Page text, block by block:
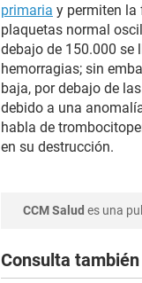
primaria y permiten la
plaquetas normal
debajo de 150.000 se
hemorragias; sin
baja, por debajo de
debido a una
habla de
en su destrucción.
CCM Salud es una
Consulta también